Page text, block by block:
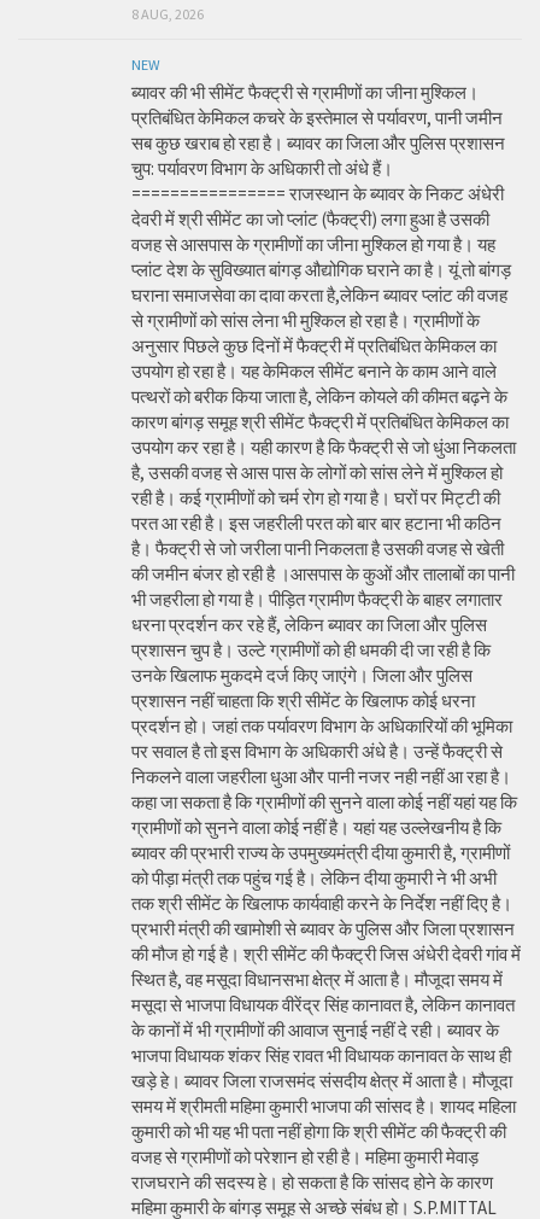
8 AUG, 2026
NEW
ब्यावर की भी सीमेंट फैक्ट्री से ग्रामीणों का जीना मुश्किल।
प्रतिबंधित केमिकल कचरे के इस्तेमाल से पर्यावरण, पानी जमीन
सब कुछ खराब हो रहा है। ब्यावर का जिला और पुलिस प्रशासन
चुप: पर्यावरण विभाग के अधिकारी तो अंधे हैं।
================ राजस्थान के ब्यावर के निकट अंधेरी
देवरी में श्री सीमेंट का जो प्लांट (फैक्ट्री) लगा हुआ है उसकी
वजह से आसपास के ग्रामीणों का जीना मुश्किल हो गया है। यह
प्लांट देश के सुविख्यात बांगड़ औद्योगिक घराने का है। यूं तो बांगड़
घराना समाजसेवा का दावा करता है,लेकिन ब्यावर प्लांट की वजह
से ग्रामीणों को सांस लेना भी मुश्किल हो रहा है। ग्रामीणों के
अनुसार पिछले कुछ दिनों में फैक्ट्री में प्रतिबंधित केमिकल का
उपयोग हो रहा है। यह केमिकल सीमेंट बनाने के काम आने वाले
पत्थरों को बरीक किया जाता है, लेकिन कोयले की कीमत बढ़ने के
कारण बांगड़ समूह श्री सीमेंट फैक्ट्री में प्रतिबंधित केमिकल का
उपयोग कर रहा है। यही कारण है कि फैक्ट्री से जो धुंआ निकलता
है, उसकी वजह से आस पास के लोगों को सांस लेने में मुश्किल हो
रही है। कई ग्रामीणों को चर्म रोग हो गया है। घरों पर मिट्टी की
परत आ रही है। इस जहरीली परत को बार बार हटाना भी कठिन
है। फैक्ट्री से जो जरीला पानी निकलता है उसकी वजह से खेती
की जमीन बंजर हो रही है ।आसपास के कुओं और तालाबों का पानी
भी जहरीला हो गया है। पीड़ित ग्रामीण फैक्ट्री के बाहर लगातार
धरना प्रदर्शन कर रहे हैं, लेकिन ब्यावर का जिला और पुलिस
प्रशासन चुप है। उल्टे ग्रामीणों को ही धमकी दी जा रही है कि
उनके खिलाफ मुकदमे दर्ज किए जाएंगे। जिला और पुलिस
प्रशासन नहीं चाहता कि श्री सीमेंट के खिलाफ कोई धरना
प्रदर्शन हो। जहां तक पर्यावरण विभाग के अधिकारियों की भूमिका
पर सवाल है तो इस विभाग के अधिकारी अंधे है। उन्हें फैक्ट्री से
निकलने वाला जहरीला धुआ और पानी नजर नही नहीं आ रहा है।
कहा जा सकता है कि ग्रामीणों की सुनने वाला कोई नहीं यहां यह कि
ग्रामीणों को सुनने वाला कोई नहीं है। यहां यह उल्लेखनीय है कि
ब्यावर की प्रभारी राज्य के उपमुख्यमंत्री दीया कुमारी है, ग्रामीणों
को पीड़ा मंत्री तक पहुंच गई है। लेकिन दीया कुमारी ने भी अभी
तक श्री सीमेंट के खिलाफ कार्यवाही करने के निर्देश नहीं दिए है।
प्रभारी मंत्री की खामोशी से ब्यावर के पुलिस और जिला प्रशासन
की मौज हो गई है। श्री सीमेंट की फैक्ट्री जिस अंधेरी देवरी गांव में
स्थित है, वह मसूदा विधानसभा क्षेत्र में आता है। मौजूदा समय में
मसूदा से भाजपा विधायक वीरेंद्र सिंह कानावत है, लेकिन कानावत
के कानों में भी ग्रामीणों की आवाज सुनाई नहीं दे रही। ब्यावर के
भाजपा विधायक शंकर सिंह रावत भी विधायक कानावत के साथ ही
खड़े हे। ब्यावर जिला राजसमंद संसदीय क्षेत्र में आता है। मौजूदा
समय में श्रीमती महिमा कुमारी भाजपा की सांसद है। शायद महिला
कुमारी को भी यह भी पता नहीं होगा कि श्री सीमेंट की फैक्ट्री की
वजह से ग्रामीणों को परेशान हो रही है। महिमा कुमारी मेवाड़
राजघराने की सदस्य हे। हो सकता है कि सांसद होने के कारण
महिमा कुमारी के बांगड़ समूह से अच्छे संबंध हो। S.P.MITTAL